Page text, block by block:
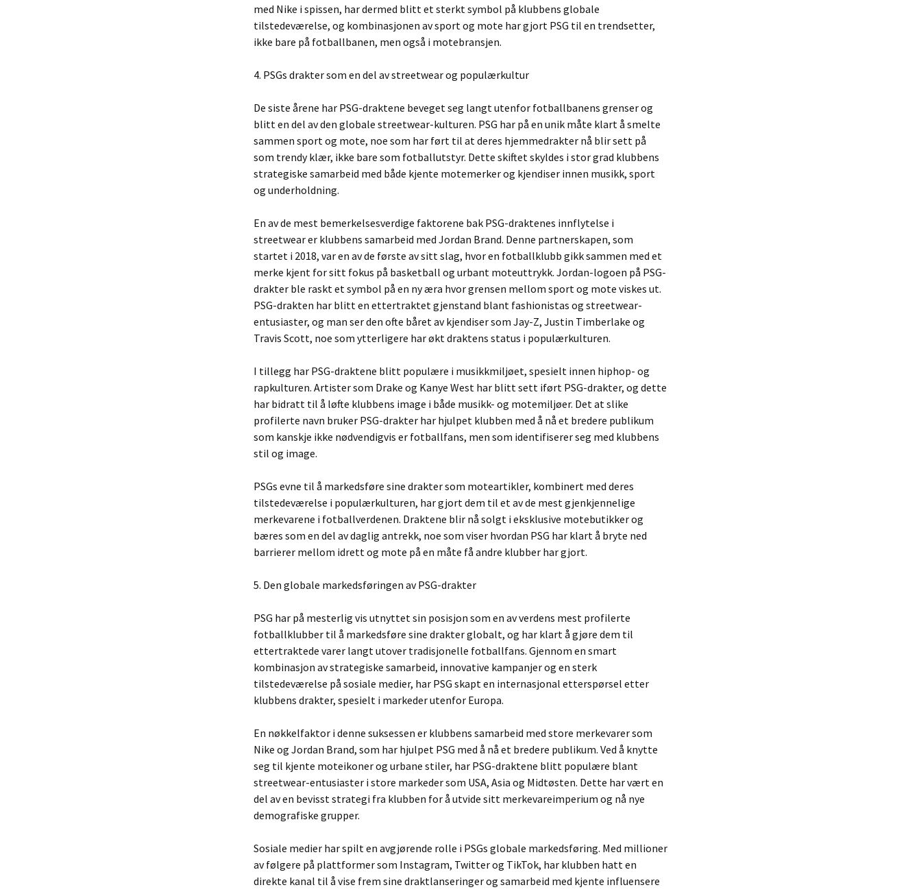
med Nike i spissen, har dermed blitt et sterkt symbol på klubbens globale
tilstedeværelse, og kombinasjonen av sport og mote har gjort PSG til en trendsetter,
ikke bare på fotballbanen, men også i motebransjen.
4. PSGs drakter som en del av streetwear og populærkultur
De siste årene har PSG-draktene beveget seg langt utenfor fotballbanens grenser og
blitt en del av den globale streetwear-kulturen. PSG har på en unik måte klart å smelte
sammen sport og mote, noe som har ført til at deres hjemmedrakter nå blir sett på
som trendy klær, ikke bare som fotballutstyr. Dette skiftet skyldes i stor grad klubbens
strategiske samarbeid med både kjente motemerker og kjendiser innen musikk, sport
og underholdning.
En av de mest bemerkelsesverdige faktorene bak PSG-draktenes innflytelse i
streetwear er klubbens samarbeid med Jordan Brand. Denne partnerskapen, som
startet i 2018, var en av de første av sitt slag, hvor en fotballklubb gikk sammen med et
merke kjent for sitt fokus på basketball og urbant moteuttrykk. Jordan-logoen på PSG-
drakter ble raskt et symbol på en ny æra hvor grensen mellom sport og mote viskes ut.
PSG-drakten har blitt en ettertraktet gjenstand blant fashionistas og streetwear-
entusiaster, og man ser den ofte båret av kjendiser som Jay-Z, Justin Timberlake og
Travis Scott, noe som ytterligere har økt draktens status i populærkulturen.
I tillegg har PSG-draktene blitt populære i musikkmiljøet, spesielt innen hiphop- og
rapkulturen. Artister som Drake og Kanye West har blitt sett iført PSG-drakter, og dette
har bidratt til å løfte klubbens image i både musikk- og motemiljøer. Det at slike
profilerte navn bruker PSG-drakter har hjulpet klubben med å nå et bredere publikum
som kanskje ikke nødvendigvis er fotballfans, men som identifiserer seg med klubbens
stil og image.
PSGs evne til å markedsføre sine drakter som moteartikler, kombinert med deres
tilstedeværelse i populærkulturen, har gjort dem til et av de mest gjenkjennelige
merkevarene i fotballverdenen. Draktene blir nå solgt i eksklusive motebutikker og
bæres som en del av daglig antrekk, noe som viser hvordan PSG har klart å bryte ned
barrierer mellom idrett og mote på en måte få andre klubber har gjort.
5. Den globale markedsføringen av PSG-drakter
PSG har på mesterlig vis utnyttet sin posisjon som en av verdens mest profilerte
fotballklubber til å markedsføre sine drakter globalt, og har klart å gjøre dem til
ettertraktede varer langt utover tradisjonelle fotballfans. Gjennom en smart
kombinasjon av strategiske samarbeid, innovative kampanjer og en sterk
tilstedeværelse på sosiale medier, har PSG skapt en internasjonal etterspørsel etter
klubbens drakter, spesielt i markeder utenfor Europa.
En nøkkelfaktor i denne suksessen er klubbens samarbeid med store merkevarer som
Nike og Jordan Brand, som har hjulpet PSG med å nå et bredere publikum. Ved å knytte
seg til kjente moteikoner og urbane stiler, har PSG-draktene blitt populære blant
streetwear-entusiaster i store markeder som USA, Asia og Midtøsten. Dette har vært en
del av en bevisst strategi fra klubben for å utvide sitt merkevareimperium og nå nye
demografiske grupper.
Sosiale medier har spilt en avgjørende rolle i PSGs globale markedsføring. Med millioner
av følgere på plattformer som Instagram, Twitter og TikTok, har klubben hatt en
direkte kanal til å vise frem sine draktlanseringer og samarbeid med kjente influensere